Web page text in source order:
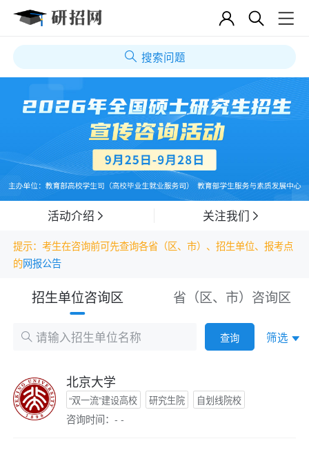
搜索问题
活动介绍 关注我们
提示：考生在咨询前可先查询各省（区、市）、招生单位、报考点
的网报公告
招生单位咨询区 省（区、市）咨询区
查询 筛选
北京大学
“双一流”建设高校 研究生院 自划线院校
咨询时间：- -